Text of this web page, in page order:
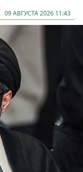
09 АВГУСТА 2026 11:43